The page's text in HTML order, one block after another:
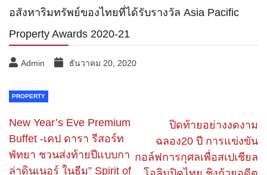
อสังหาริมทรัพย์ของไทยที่ได้รับรางวัล Asia Pacific
Property Awards 2020-21
Admin ธันวาคม 20, 2020
PROPERTY
New Year’s Eve Premium
Buffet -เคป ดารา รีสอร์ท
พัทยา ชวนส่งท้ายปีแบบกา
ล่าดินเนอร์ ในธีม” Spirit of
ปิดท้ายอย่างงดงาม
ฉลอง20 ปี การแข่งขัน
กอล์ฟการกุศลเพื่อสเปเชียล